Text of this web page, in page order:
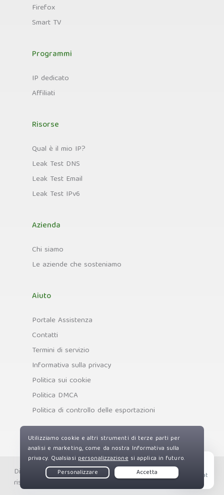
Firefox
Smart TV
Programmi
IP dedicato
Affiliati
Risorse
Qual è il mio IP?
Leak Test DNS
Leak Test Email
Leak Test IPv6
Azienda
Chi siamo
Le aziende che sosteniamo
Aiuto
Portale Assistenza
Contatti
Termini di servizio
Informativa sulla privacy
Politica sui cookie
Politica DMCA
Politica di controllo delle esportazioni
Diritti d'autore © Private Internet Access, Inc. Tutti i diritti
riservati.
Live Chat